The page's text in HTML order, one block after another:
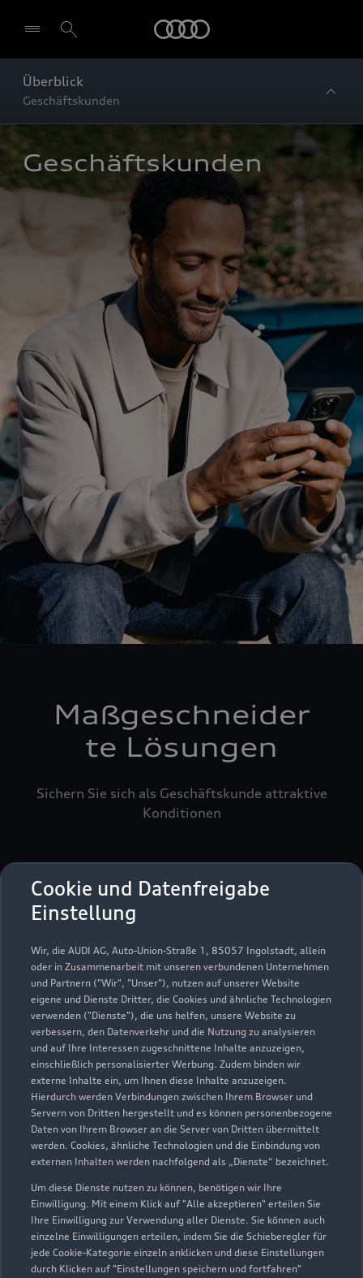
Cookie und Datenfreigabe
Einstellung
Wir, die AUDI AG, Auto-Union-Straße 1, 85057 Ingolstadt, allein
oder in Zusammenarbeit mit unseren verbundenen Unternehmen
und Partnern ("Wir", "Unser"), nutzen auf unserer Website
eigene und Dienste Dritter, die Cookies und ähnliche Technologien
verwenden ("Dienste"), die uns helfen, unsere Website zu
verbessern, den Datenverkehr und die Nutzung zu analysieren
und auf Ihre Interessen zugeschnittene Inhalte anzuzeigen,
einschließlich personalisierter Werbung. Zudem binden wir
externe Inhalte ein, um Ihnen diese Inhalte anzuzeigen.
Hierdurch werden Verbindungen zwischen Ihrem Browser und
Servern von Dritten hergestellt und es können personenbezogene
Daten von Ihrem Browser an die Server von Dritten übermittelt
werden. Cookies, ähnliche Technologien und die Einbindung von
externen Inhalten werden nachfolgend als „Dienste“ bezeichnet.
Um diese Dienste nutzen zu können, benötigen wir Ihre
Einwilligung. Mit einem Klick auf "Alle akzeptieren" erteilen Sie
Ihre Einwilligung zur Verwendung aller Dienste. Sie können auch
einzelne Einwilligungen erteilen, indem Sie die Schieberegler für
jede Cookie-Kategorie einzeln anklicken und diese Einstellungen
durch Klicken auf "Einstellungen speichern und fortfahren"
Überblick
Geschäftskunden
Geschäftskunden
Maßgeschneider
te Lösungen
Sichern Sie sich als Geschäftskunde attraktive
Konditionen
Wir beraten Sie gerne
und Ansprechpartner.
Zur Teamübersicht